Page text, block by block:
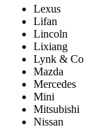
Lexus
Lifan
Lincoln
Lixiang
Lynk & Co
Mazda
Mercedes
Mini
Mitsubishi
Nissan